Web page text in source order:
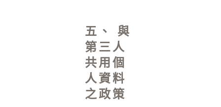
五、 與
第三人
共用個
人資料
之政策